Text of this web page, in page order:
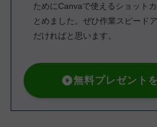
ためにCanvaで使えるショット
とめました。ぜひ作業スピード
だければと思います。
無料プレゼント